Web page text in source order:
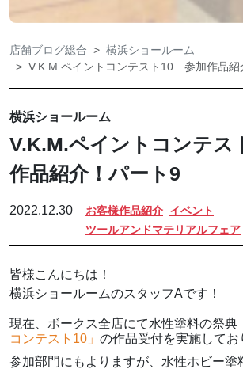
店舗ブログ総合
横浜ショールーム
V.K.M.ペイントコンテスト10 参加作品紹
横浜ショールーム
V.K.M.ペイントコンテ
作品紹介！パート9
2022.12.30 お客様作品紹介 イベント
ツールアンドマテリアルフェア
皆様こんにちは！
横浜ショールームのスタッフAです！
現在、ボークス全店にて水性塗料の祭典
コンテスト10」 の作品受付を実施してお
参加部門にもよりますが、水性ホビー塗